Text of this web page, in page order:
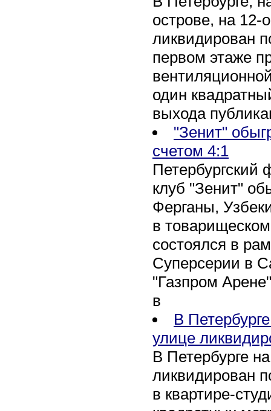
острове, на 12-
ликвидирован
первом этаже
один
выхода
"Зенит"
счетом 4:1
Петербургский
клуб "Зенит"
Ферганы,
в
состоялся в
Суперсерии в
"Газпром
в
В
улице
В Петербурге
ликвидирован
в квартире-